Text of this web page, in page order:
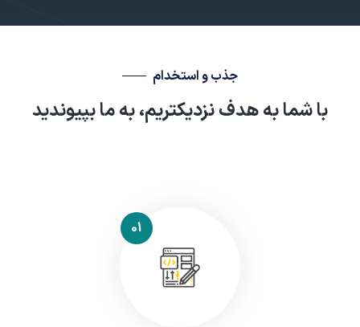
جذب و استخدام
با شما به هدف نزدیکتریم، به ما بپیوندید
01